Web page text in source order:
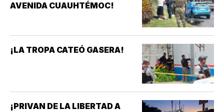
AVENIDA CUAUHTÉMOC!
¡LA TROPA CATEÓ GASERA!
¡PRIVAN DE LA LIBERTAD A